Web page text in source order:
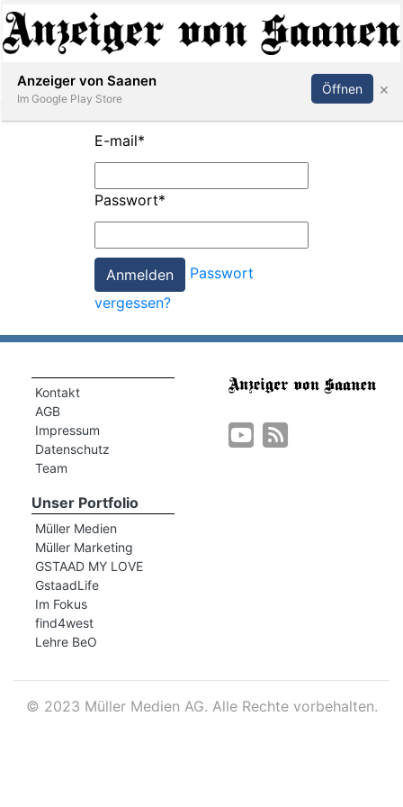
Abonnieren Anmelden
E-mail*
Passwort*
Passwort
vergessen?
Kontakt
AGB
Impressum
Datenschutz
Team
Unser Portfolio
Müller Medien
Müller Marketing
GSTAAD MY LOVE
GstaadLife
Im Fokus
find4west
Lehre BeO
© 2023 Müller Medien AG. Alle Rechte vorbehalten.
Anzeiger von Saanen
Im Google Play Store
Öffnen ×